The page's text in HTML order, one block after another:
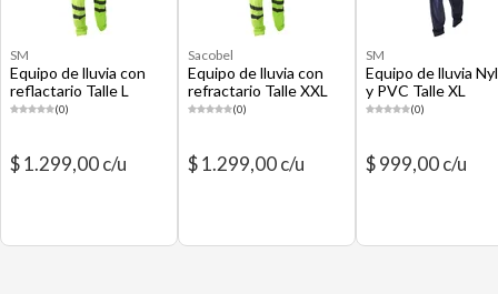
SM
Equipo de lluvia con
reflactario Talle L
(0)
$ 1.299,00 c/u
Sacobel
Equipo de lluvia con
refractario Talle XXL
(0)
$ 1.299,00 c/u
SM
Equipo de lluvia
y PVC Talle XL
(0)
$ 999,00 c/u